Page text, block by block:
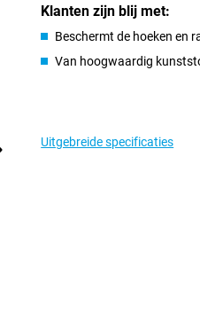
Klanten zijn blij met:
Beschermt de hoeken en
Van hoogwaardig
Uitgebreide specificaties